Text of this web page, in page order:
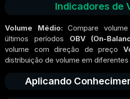
Indicadores de
Volume Médio: Compare
últimos períodos OBV (On-
volume com direção de preço
distribuição de volume em
Aplicando